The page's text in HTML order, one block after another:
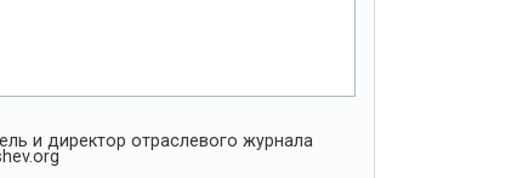
и директор отраслевого журнала